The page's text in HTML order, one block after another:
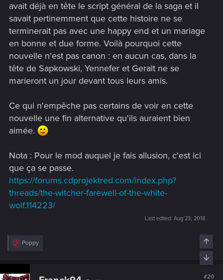
avait déjà en tête le script général de la saga et il
savait pertinemment que cette histoire ne se
terminerait pas avec une happy end et un mariage
en bonne et due forme. Voilà pourquoi cette
nouvelle n'est pas canon : en aucun cas, dans la
tête de Sapkowski, Yennefer et Geralt ne se
marieront un jour devant tous leurs amis.
Ce qui n'empêche pas certains de voir en cette
nouvelle une fin alternative qu'ils auraient bien
aimée.
Nota : Pour le mod auquel je fais allusion, c'est ici
que ça se passe.
https://forums.cdprojektred.com/index.php?
threads/the-witcher-farewell-of-the-white-
wolf.114223/
Last edited: Aug 23, 2018
R
c
t
Poppy
#20
Top